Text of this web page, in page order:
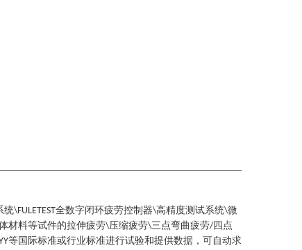
统\FULETEST全数字闭环疲劳控制器\高精度测试系统\微
材料等试件的拉伸疲劳\压缩疲劳\三点弯曲疲劳/四点
等国际标准或行业标准进行试验和提供数据，可自动求